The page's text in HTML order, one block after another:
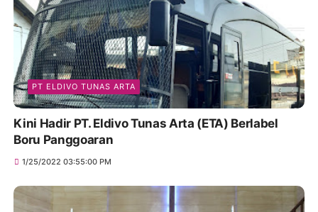
PT ELDIVO TUNAS ARTA
Kini Hadir PT. Eldivo Tunas Arta (ETA) Berlabel
Boru Panggoaran
1/25/2022 03:55:00 PM